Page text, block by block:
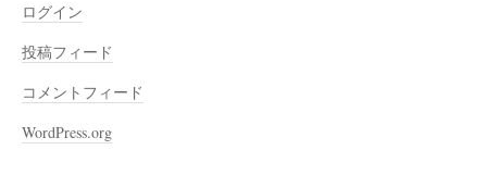
ログイン
投稿フィード
コメントフィード
WordPress.org